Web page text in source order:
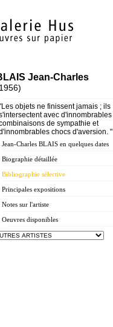
Jean-Charles
objets ne finissent jamais ; ils
avec d'innombrables
de sympathie et
chocs d'aversion. "
Jean-Charles BLAIS en quelques dates
Biographie détaillée
Bibliographie sélective
Principales expositions
Notes sur l'artiste
Oeuvres disponibles